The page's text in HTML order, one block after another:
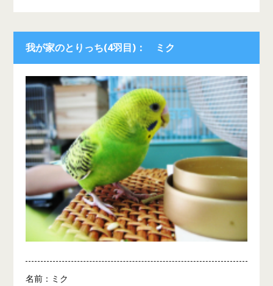
我が家のとりっち(4羽目)： ミク
名前：ミク